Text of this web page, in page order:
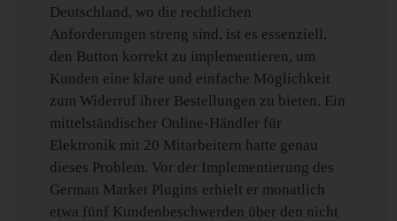
Deutschland, wo die rechtlichen
Anforderungen streng sind, ist es essenziell,
den Button korrekt zu implementieren, um
Kunden eine klare und einfache Möglichkeit
zum Widerruf ihrer Bestellungen zu bieten. Ein
mittelständischer Online-Händler für
Elektronik mit 20 Mitarbeitern hatte genau
dieses Problem. Vor der Implementierung des
German Market Plugins erhielt er monatlich
etwa fünf Kundenbeschwerden über den nicht